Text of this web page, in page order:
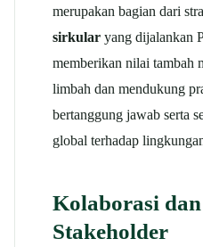
merupakan bagian dari
sirkular yang dijalankan
memberikan nilai tambah
limbah dan mendukung
bertanggung jawab serta
global terhadap
Kolaborasi
Stakeholder